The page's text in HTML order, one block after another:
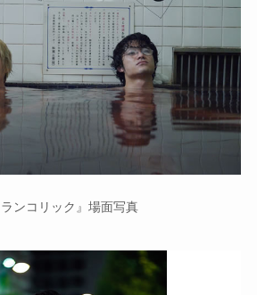
ランコリック』場面写真